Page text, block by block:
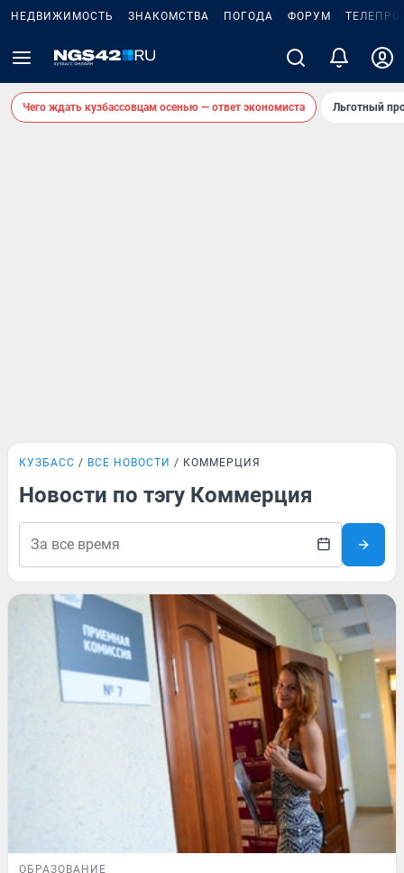
НЕДВИЖИМОСТЬ ЗНАКОМСТВА ПОГОДА ФОРУМ
Чего ждать кузбассовцам осенью — ответ экономиста Льготный
КУЗБАСС ВСЕ НОВОСТИ КОММЕРЦИЯ
Новости по тэгу Коммерция
ОБРАЗОВАНИЕ